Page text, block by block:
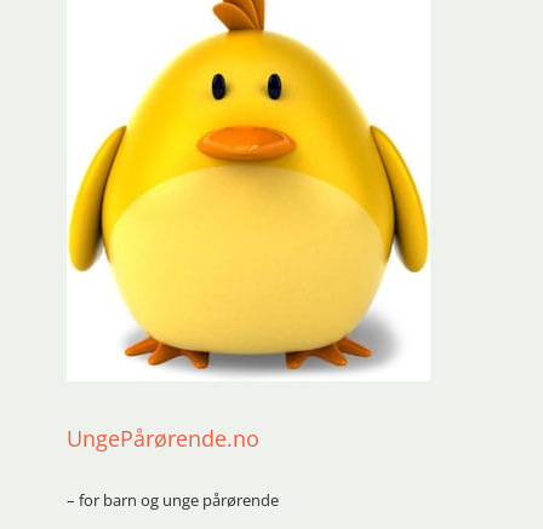
UngePårørende.no
– for barn og unge pårørende